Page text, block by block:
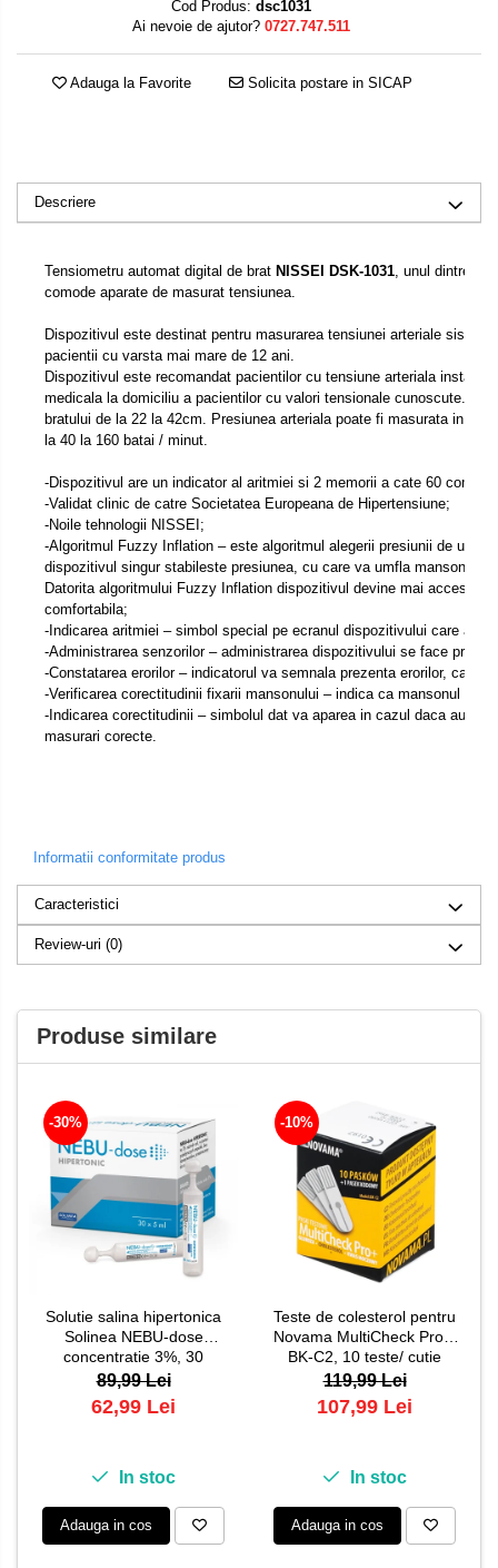
Cod Produs: dsc1031
Ai nevoie de ajutor? 0727.747.511
Adauga la Favorite Solicita postare in SICAP
Descriere
Tensiometru automat digital de brat NISSEI DSK-1031, unul dintre
comode aparate de masurat tensiunea.
Dispozitivul este destinat pentru masurarea tensiunei arteriale
pacientii cu varsta mai mare de 12 ani.
Dispozitivul este recomandat pacientilor cu tensiune arteriala
medicala la domiciliu a pacientilor cu valori tensionale cunoscute.
bratului de la 22 la 42cm. Presiunea arteriala poate fi masurata in
la 40 la 160 batai / minut.
-Dispozitivul are un indicator al aritmiei si 2 memorii a cate 60
-Validat clinic de catre Societatea Europeana de Hipertensiune;
-Noile tehnologii NISSEI;
-Algoritmul Fuzzy Inflation – este algoritmul alegerii presiunii de
dispozitivul singur stabileste presiunea, cu care va umfla mansonul,
Datorita algoritmului Fuzzy Inflation dispozitivul devine mai accesibil
comfortabila;
-Indicarea aritmiei – simbol special pe ecranul dispozitivului care
-Administrarea senzorilor – administrarea dispozitivului se face printr-
-Constatarea erorilor – indicatorul va semnala prezenta erorilor, care
-Verificarea corectitudinii fixarii mansonului – indica ca mansonul nu
-Indicarea corectitudinii – simbolul dat va aparea in cazul daca au
masurari corecte.
Informatii conformitate produs
Caracteristici
Review-uri (0)
Produse similare
-30%
Solutie salina hipertonica
Solinea NEBU-dose
concentratie 3%, 30
monodoze x 5 ml
89,99 Lei
62,99 Lei
In stoc
Adauga in cos
-10%
Teste de colesterol pentru
Novama MultiCheck Pro+,
BK-C2, 10 teste/ cutie
119,99 Lei
107,99 Lei
In stoc
Adauga in cos